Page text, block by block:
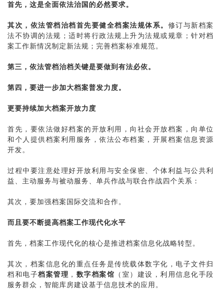
首先，这是全面依法治国的必然要求。
其次，依法管档治档首先要健全档案法规体系。 修订与新档案
法不协调的法规；适时将行政法规上升为法规或规章；针对档
案工作新情况制定新法规；完善档案标准规范。
第三，依法管档治档关键是要做到有法必依。
第四，要进一步加大档案普发力度。
更要持续加大档案开放力度
首先，要依法做好档案的开放利用，向社会开放档案，向单位
和个人提供档案利用服务，依法公布档案，开展档案信息资源
开发。
过程中要注意处理好开放利用与安全保密、个体利益与公共利
益、主动服务与被动服务、单兵作战与联合作战四个关系：
其次，要加强档案国际交流和合作。
而且要不断提高档案工作现代化水平
首先，档案工作现代化的核心是推进档案信息化战略转型。
其次，档案信息化的重点任务是传统载体数字化，电子文件归
档和电子档案管理 ， 数字档案馆 （室）建设，利用信息化手段
服务群众，智能库房建设基于信息技术的应用。